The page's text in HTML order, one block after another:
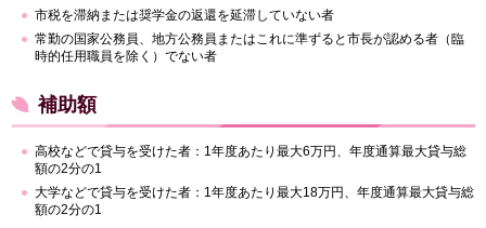
市税を滞納または奨学金の返還を延滞していない者
常勤の国家公務員、地方公務員またはこれに準ずると市長が認める者（臨
時的任用職員を除く）でない者
補助額
高校などで貸与を受けた者：1年度あたり最大6万円、年度通算最大貸与総
額の2分の1
大学などで貸与を受けた者：1年度あたり最大18万円、年度通算最大貸与総
額の2分の1